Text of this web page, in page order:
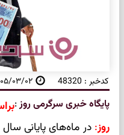
کدخبر : 48320 ۱۴۰۵/۰۳/۰۲
پایگاه خبری سرگرمی روز:
روز:در ماه‌های پایانی